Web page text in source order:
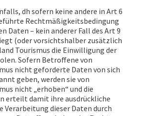
dh sofern keine andere in Art 6
Rechtmäßigkeitsbedingung
Daten – kein anderer Fall des Art 9
(oder vorsichtshalber zusätzlich
Tourismus die Einwilligung der
Sofern Betroffene von
nicht geforderte Daten von sich
geben, werden sie von
nicht „erhoben“ und die
erteilt damit ihre ausdrückliche
Verarbeitung dieser Daten durch